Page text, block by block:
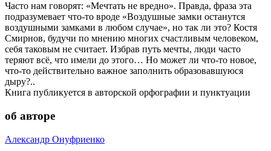
Часто нам говорят: «Мечтать не вредно». Правда, фраза эта
подразумевает что-то вроде «Воздушные замки останутся
воздушными замками в любом случае», но так ли это? Костя
Смирнов, будучи по мнению многих счастливым человеком,
себя таковым не считает. Избрав путь мечты, люди часто
теряют всё, что имели до этого… Но может ли что-то новое,
что-то действительно важное заполнить образовавшуюся
дыру?..
Книга публикуется в авторской орфографии и пунктуации
об авторе
Александр Онуфриенко